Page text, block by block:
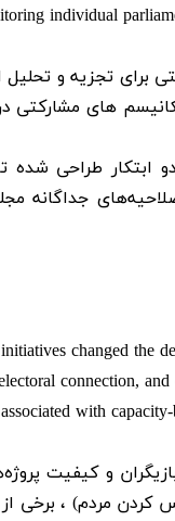
individual
تجزیه و تحلیل
های مشارکتی
طراحی شده
جداگانه
changed the
connection,
with
و کیفیت
کردن مردم) ، برخی